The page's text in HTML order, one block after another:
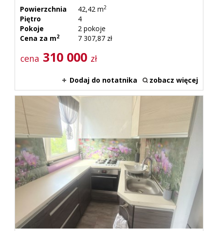
Powierzchnia
42,42 m2
Piętro
4
Pokoje
2 pokoje
Cena za m2 7 307,87 zł
cena 310 000 zł
Dodaj do notatnika zobacz więcej